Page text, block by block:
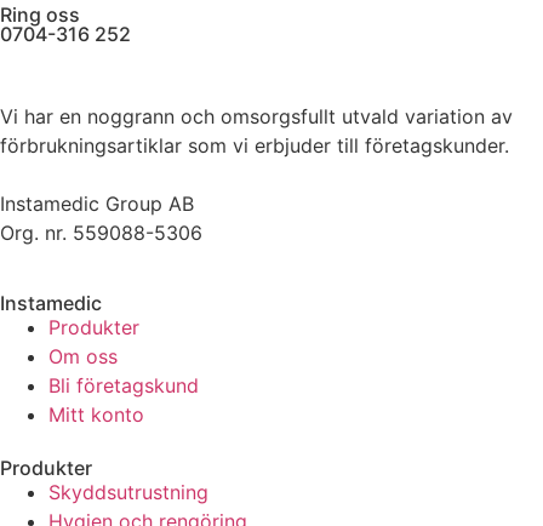
Ring oss
0704-316 252
Vi har en noggrann och omsorgsfullt utvald variation av
förbrukningsartiklar som vi erbjuder till företagskunder.
Instamedic Group AB
Org. nr. 559088-5306
Instamedic
Produkter
Om oss
Bli företagskund
Mitt konto
Produkter
Skyddsutrustning